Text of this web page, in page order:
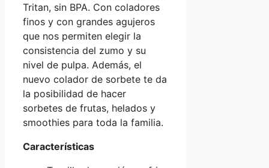
Tritan, sin BPA. Con coladores
finos y con grandes agujeros
que nos permiten elegir la
consistencia del zumo y su
nivel de pulpa. Además, el
nuevo colador de sorbete te da
la posibilidad de hacer
sorbetes de frutas, helados y
smoothies para toda la familia.
Características